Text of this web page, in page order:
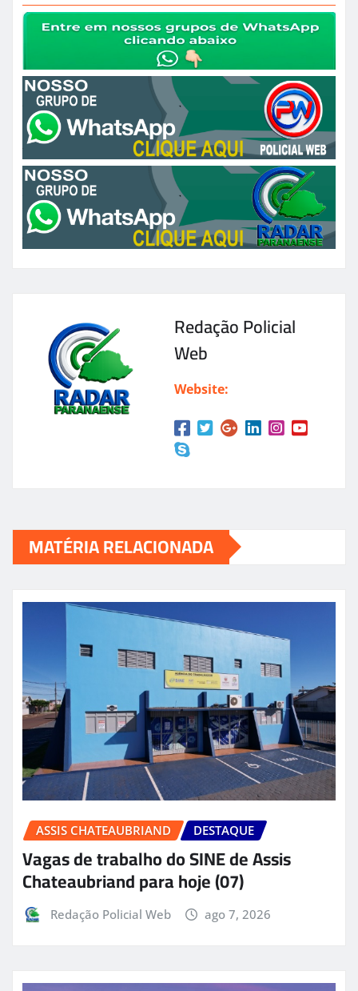
Redação Policial
Web
Website:
MATÉRIA RELACIONADA
ASSIS CHATEAUBRIAND DESTAQUE
Vagas de trabalho do SINE de Assis
Chateaubriand para hoje (07)
Redação Policial Web ago 7, 2026